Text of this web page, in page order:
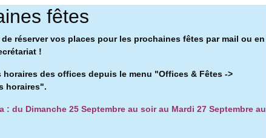
fêtes
réserver vos places pour les prochaines fêtes par mail ou en
!
horaires des offices depuis le menu "Offices & Fêtes ->
horaires".
: du Dimanche 25 Septembre au soir au Mardi 27 Septembre au